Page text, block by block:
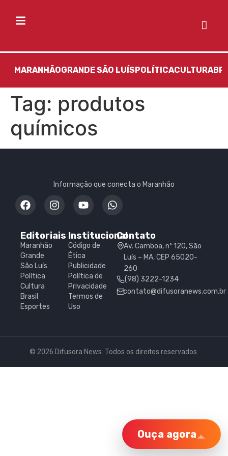
MARANHÃOGRANDE SÃO LUÍSPOLÍTICACULTURA
Tag: produtos
químicos
Informação que conecta o Maranhão
Editoriais
Maranhão
Grande
São Luís
Política
Cultura
Brasil
Esportes
Institucional
Código de
Ética
Publicidade
Política de
Privacidade
Termos de
Uso
Contato
Av. Camboa, nº 120, São
Luís – MA, CEP 65020-
260
(98) 3222-1234
contato@difusoranews.com.br
© 2026 Difusora News. Todos os direitos reservados.
Ouça agora